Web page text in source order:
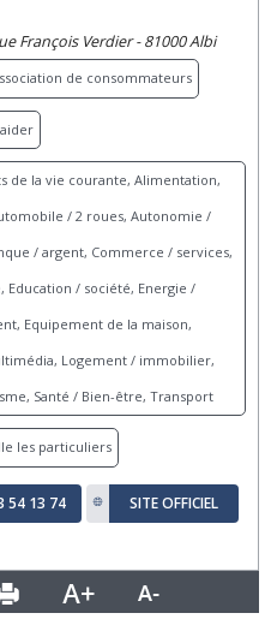
François Verdier - 81000 Albi
de consommateurs
de la vie courante, Alimentation,
/ 2 roues, Autonomie /
/ argent, Commerce / services,
Education / société, Energie /
Equipement de la maison,
Logement / immobilier,
Santé / Bien-être, Transport
les particuliers
54 13 74 SITE OFFICIEL